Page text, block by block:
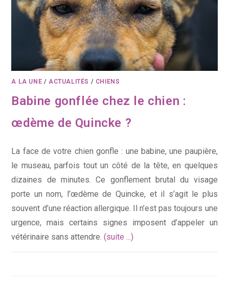
A LA UNE /ACTUALITÉS / CHIENS
Babine gonflée chez le chien :
œdème de Quincke ?
La face de votre chien gonfle : une babine, une paupière,
le museau, parfois tout un côté de la tête, en quelques
dizaines de minutes. Ce gonflement brutal du visage
porte un nom, l’œdème de Quincke, et il s’agit le plus
souvent d’une réaction allergique. Il n’est pas toujours une
urgence, mais certains signes imposent d’appeler un
vétérinaire sans attendre.(suite ...)